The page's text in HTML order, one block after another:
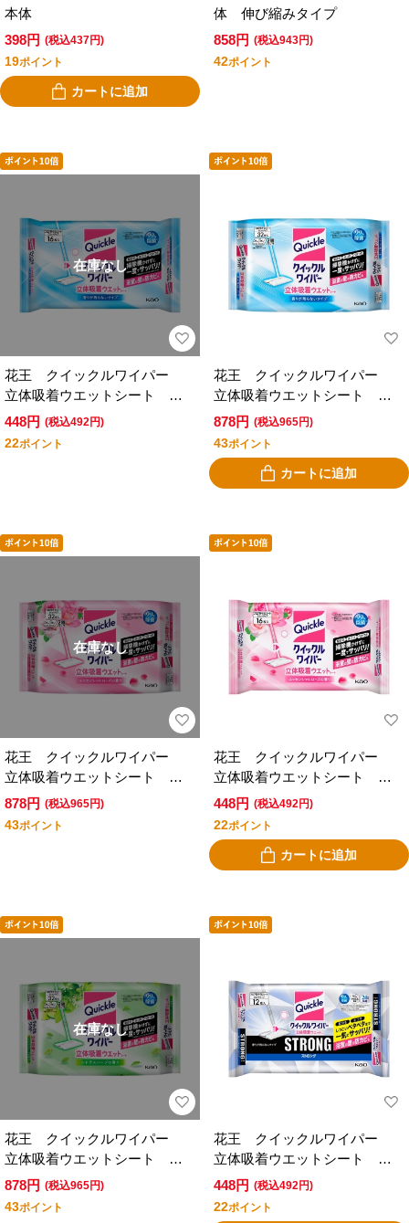
本体
398円 (税込437円)
19ポイント
カートに追加
体 伸び縮みタイプ
858円 (税込943円)
42ポイント
在庫なし
花王 クイックルワイパー
立体吸着ウエットシート 香
りが残らないタイプ １６枚
入
448円 (税込492円)
22ポイント
花王 クイックルワイパー
立体吸着ウエットシート 香
りが残らないタイプ ３２枚
入
878円 (税込965円)
43ポイント
カートに追加
在庫なし
花王 クイックルワイパー
立体吸着ウエットシート エ
ッセンシャルローズの香り
３２枚入
878円 (税込965円)
43ポイント
花王 クイックルワイパー
立体吸着ウエットシート エ
ッセンシャルローズの香り
１６枚入
448円 (税込492円)
22ポイント
カートに追加
在庫なし
花王 クイックルワイパー
立体吸着ウエットシート シ
トラスハーブの香り ３２枚
入
878円 (税込965円)
43ポイント
花王 クイックルワイパー
立体吸着ウエットシート ス
トロング香りが残らないタイ
プ１２枚入
448円 (税込492円)
22ポイント